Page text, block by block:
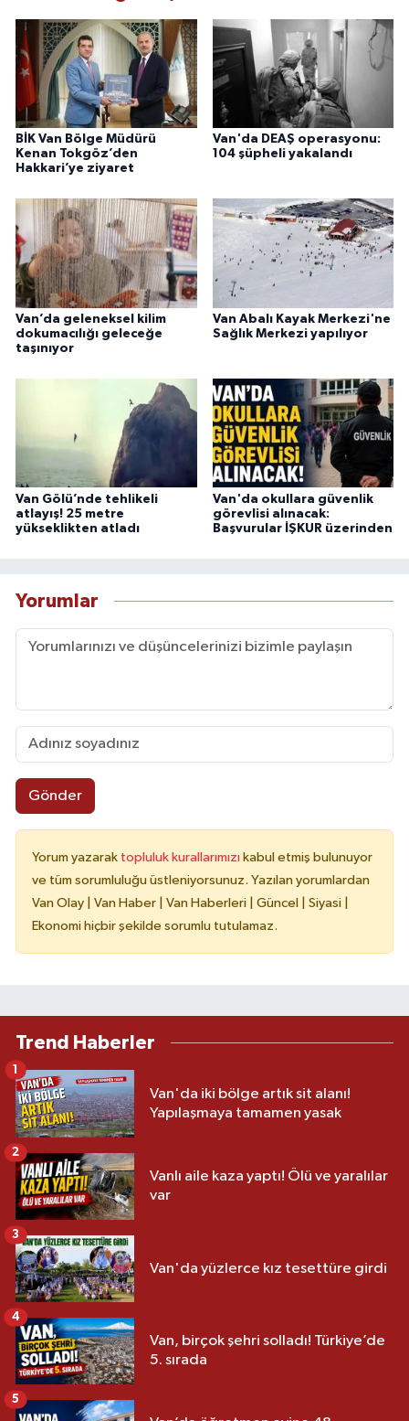
BİK Van Bölge Müdürü
Kenan Tokgöz’den
Hakkari’ye ziyaret
Van'da DEAŞ operasyonu:
104 şüpheli yakalandı
Van’da geleneksel kilim
dokumacılığı geleceğe
taşınıyor
Van Abalı Kayak Merkezi'ne
Sağlık Merkezi yapılıyor
Van Gölü’nde tehlikeli
atlayış! 25 metre
yükseklikten atladı
Van'da okullara güvenlik
görevlisi alınacak:
Başvurular İŞKUR üzerinden
Yorumlar
Gönder
Yorum yazarak topluluk kurallarımızı kabul etmiş bulunuyor
ve tüm sorumluluğu üstleniyorsunuz. Yazılan yorumlardan
Van Olay | Van Haber | Van Haberleri | Güncel | Siyasi |
Ekonomi hiçbir şekilde sorumlu tutulamaz.
Trend Haberler
Van'da iki bölge artık sit alanı!
Yapılaşmaya tamamen yasak
1
Vanlı aile kaza yaptı! Ölü ve yaralılar
var
2
Van'da yüzlerce kız tesettüre girdi
3
Van, birçok şehri solladı! Türkiye’de
5. sırada
4
5